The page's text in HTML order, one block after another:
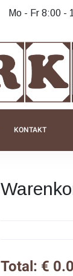
Mo - Fr 8:00 -
KONTAKT
Total: €